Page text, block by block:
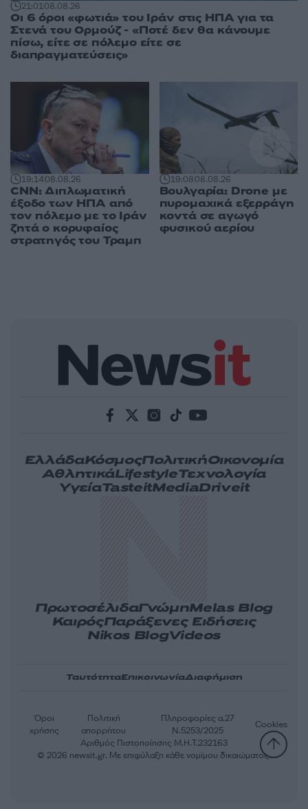
21:0108.08.26
Οι 6 όροι «φωτιά» του Ιράν στις ΗΠΑ για τα
Στενά του Ορμούζ - «Ποτέ δεν θα κάνουμε
πίσω, είτε σε πόλεμο είτε σε
διαπραγματεύσεις»
19:1408.08.26
CNN: Διπλωματική
έξοδο των ΗΠΑ από
τον πόλεμο με το Ιράν
ζητά ο κορυφαίος
στρατηγός του Τραμπ
19:0808.08.26
Βουλγαρία: Drone με
πυρομαχικά εξερράγη
κοντά σε αγωγό
φυσικού αερίου
ΕλλάδαΚόσμοςΠολιτικήΟικονομία
ΑθλητικάLifestyleΤεχνολογία
ΥγείαTasteitMediaDriveit
ΠρωτοσέλιδαΓνώμηMelas Blog
ΚαιρόςΠαράξενες Ειδήσεις
Nikos BlogVideos
ΤαυτότηταΕπικοινωνίαΔιαφήμιση
Αριθμός Πιστοποίησης Μ.Η.Τ.232163
Όροι
χρήσης
Πολιτική
απορρήτου
Πληροφορίες α.27
Ν.5253/2025
Cookies
© 2026 newsit.gr. Με επιφύλαξη κάθε νομίμου δικαιώματος.